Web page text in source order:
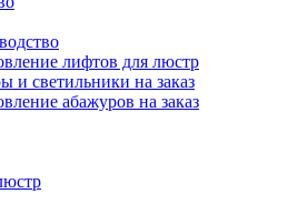
лифтов для люстр
и светильники на заказ
абажуров на заказ